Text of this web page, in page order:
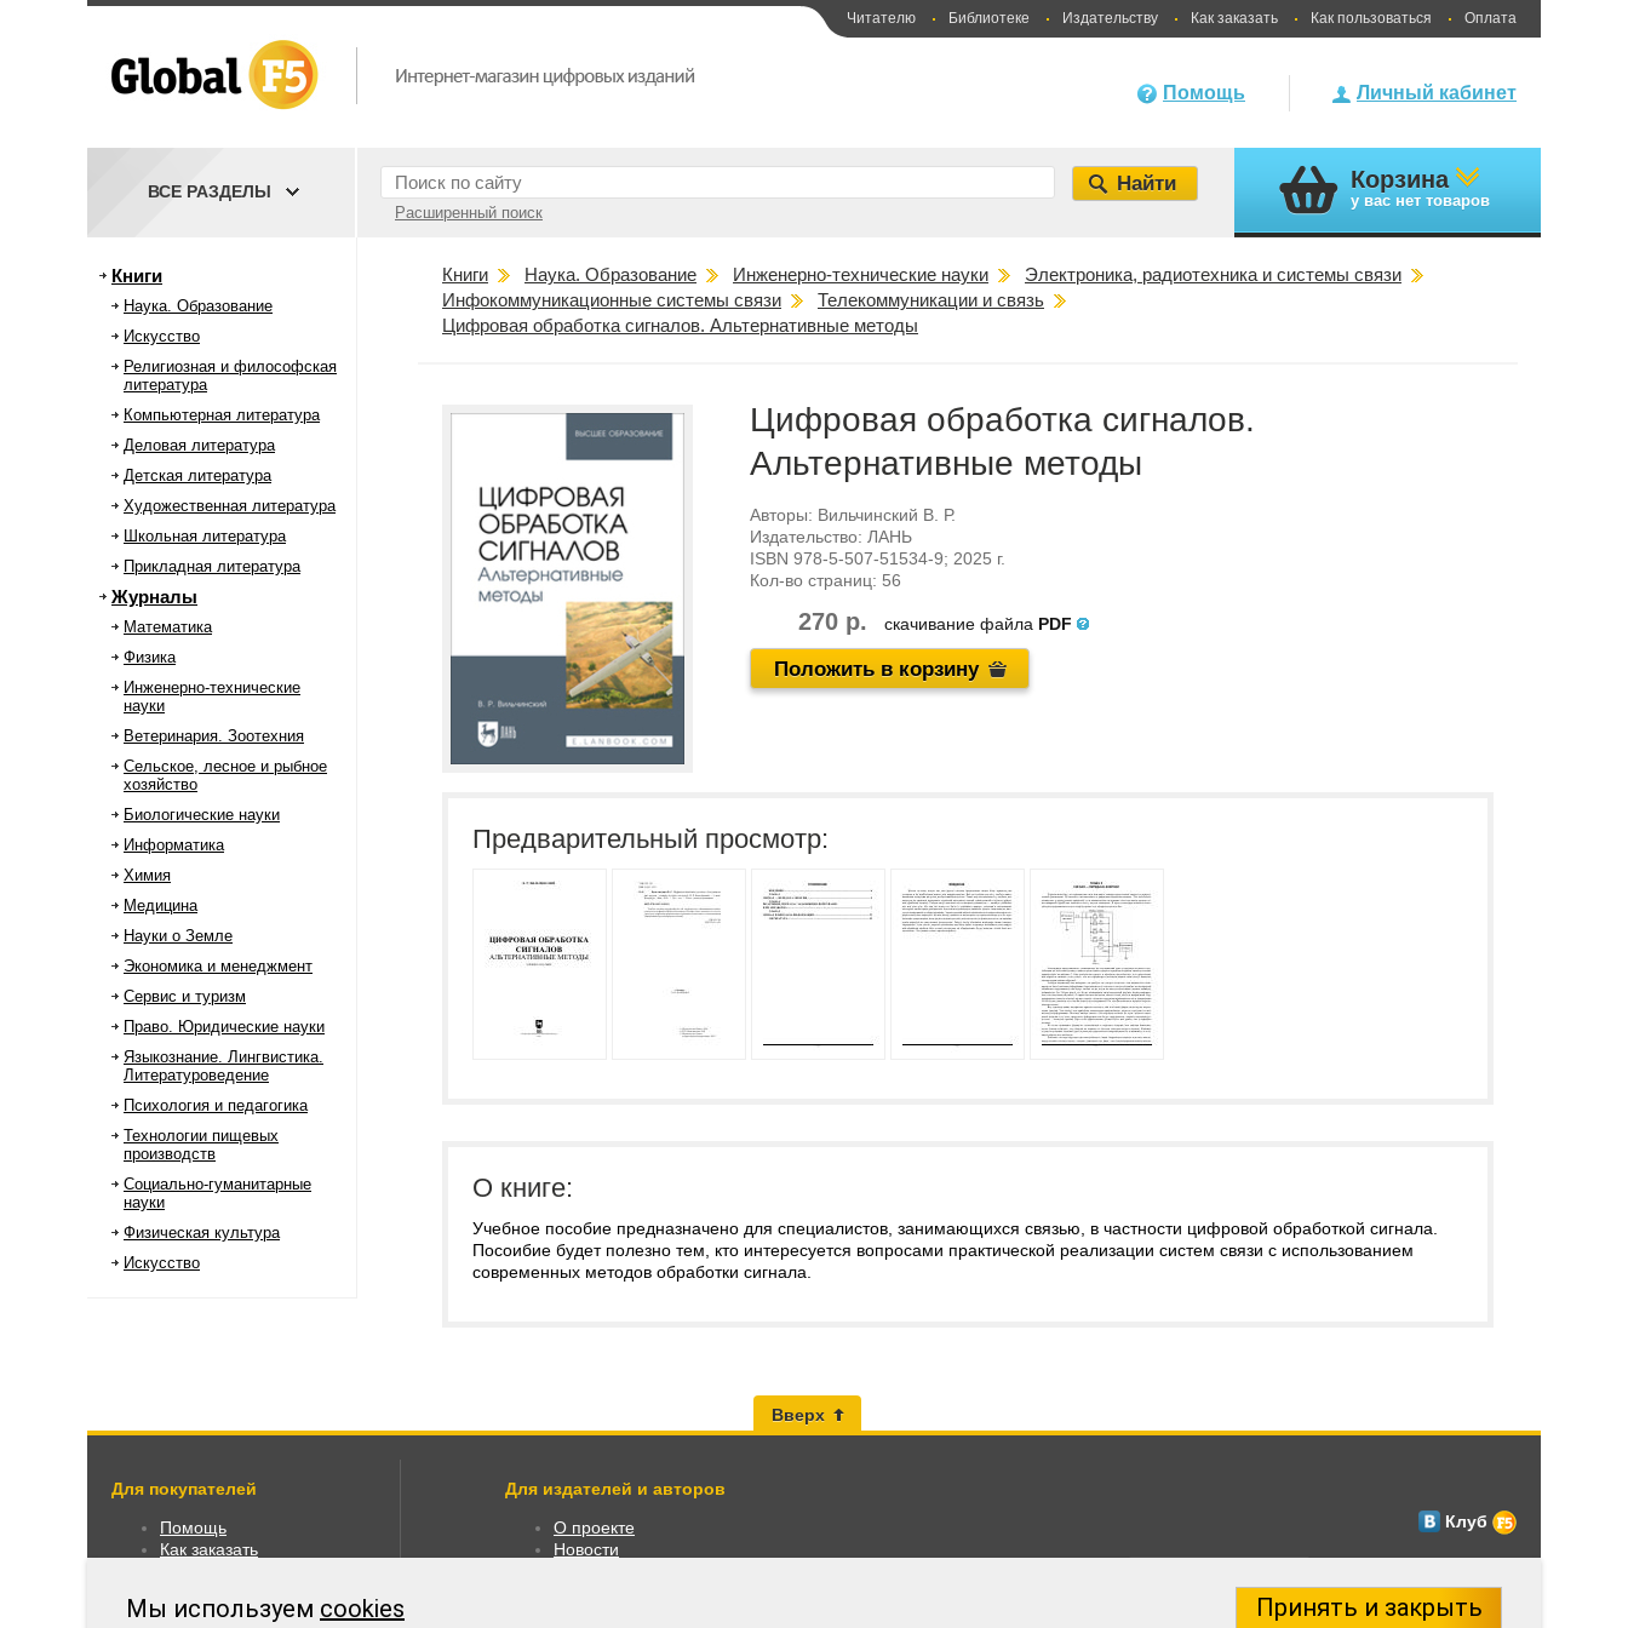
Читателю Библиотеке Издательству Как заказать Как пользоваться Оплата
Личный кабинет
Помощь
Расширенный поиск
ВСЕ РАЗДЕЛЫ Корзина
у вас нет товаров
Книги
Наука. Образование
Искусство
Религиозная и философская
литература
Компьютерная литература
Деловая литература
Детская литература
Художественная литература
Школьная литература
Прикладная литература
Журналы
Математика
Физика
Инженерно-технические
науки
Ветеринария. Зоотехния
Сельское, лесное и рыбное
хозяйство
Биологические науки
Информатика
Химия
Медицина
Науки о Земле
Экономика и менеджмент
Сервис и туризм
Право. Юридические науки
Языкознание. Лингвистика.
Литературоведение
Психология и педагогика
Технологии пищевых
производств
Социально-гуманитарные
науки
Физическая культура
Искусство
Книги Наука. Образование Инженерно-технические науки
Электроника, радиотехника и системы связи
Инфокоммуникационные системы связи
Телекоммуникации и связь
Цифровая обработка сигналов. Альтернативные методы
Цифровая обработка сигналов.
Альтернативные методы
Авторы: Вильчинский В. Р.
Издательство: ЛАНЬ
ISBN 978-5-507-51534-9; 2025 г.
Кол-во страниц: 56
270 р. скачивание файла PDF
Положить в корзину
Предварительный просмотр:
О книге:
Учебное пособие предназначено для специалистов, занимающихся связью, в частности цифровой обработкой сигнала.
Посоибие будет полезно тем, кто интересуется вопросами практической реализации систем связи с использованием
современных методов обработки сигнала.
Вверх
Для покупателей
Помощь
Как заказать
Оплата
Для издателей и авторов
О проекте
Новости
Клуб
Мы используем cookies Принять и закрыть